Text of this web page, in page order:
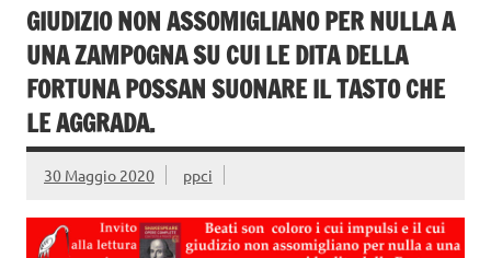
GIUDIZIO NON ASSOMIGLIANO PER NULLA A
UNA ZAMPOGNA SU CUI LE DITA DELLA
FORTUNA POSSAN SUONARE IL TASTO CHE
LE AGGRADA.
30 Maggio 2020 ppci